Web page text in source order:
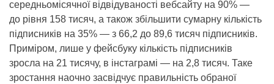
середньомісячної відвідуваності вебсайту на 90% —
до рівня 158 тисяч, а також збільшити сумарну кількість
підписників на 35% — з 66,2 до 89,6 тисяч підписників.
Приміром, лише у фейсбуку кількість підписників
зросла на 21 тисячу, в інстаграмі — на 2,8 тисяч. Таке
зростання наочно засвідчує правильність обраної